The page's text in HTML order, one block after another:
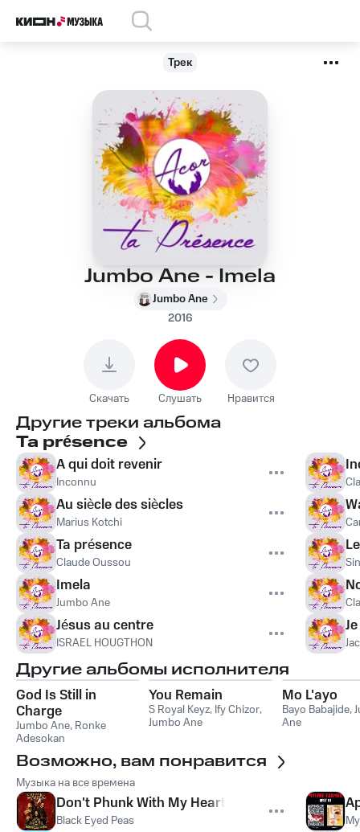
Трек
Jumbo Ane - Imela
Jumbo Ane
2016
Скачать Слушать Нравится
Другие треки альбома
Ta présence
A qui doit revenir
Inconnu
Au siècle des siècles
Marius Kotchi
Ta présence
Claude Oussou
Imela
Jumbo Ane
Jésus au centre
ISRAEL HOUGTHON
Другие альбомы исполнителя
God Is Still in
Charge
Jumbo Ane, Ronke
Adesokan
You Remain
S Royal Keyz, Ify Chizor,
Jumbo Ane
Mo L'ayo
Bayo Babajide,
Ane
Возможно, вам понравится
Музыка на все времена
Don't Phunk With My Heart
Black Eyed Peas